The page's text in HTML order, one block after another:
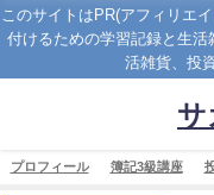
このサイトはPR(アフィリエ
付けるための学習記録と生
活雑貨、投
サ
プロフィール 簿記3級講座